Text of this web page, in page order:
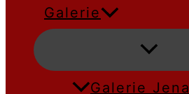
Galerie
Menü
Galerie Jena